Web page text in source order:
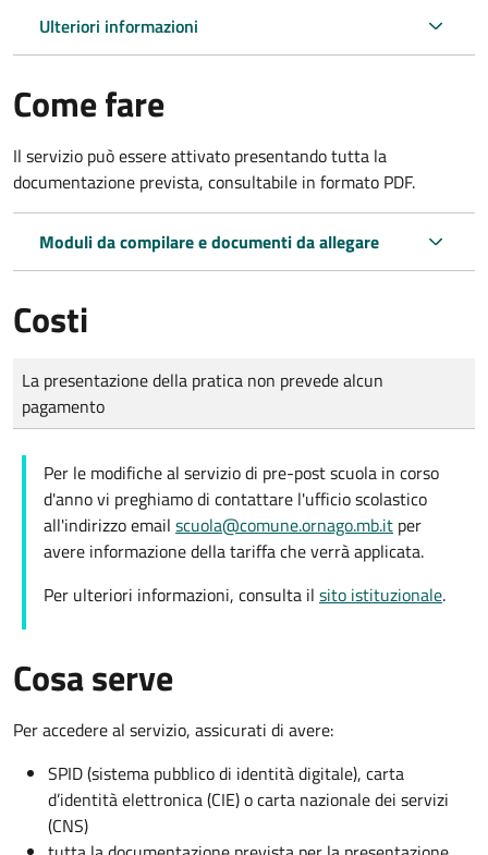
Ulteriori informazioni
Come fare
Il servizio può essere attivato presentando tutta la
documentazione prevista, consultabile in formato PDF.
Moduli da compilare e documenti da allegare
Costi
Tipo di pagamento
Importo
La presentazione della pratica non prevede alcun
pagamento
Per le modifiche al servizio di pre-post scuola in corso
d'anno vi preghiamo di contattare l'ufficio scolastico
all'indirizzo email scuola@comune.ornago.mb.it per
avere informazione della tariffa che verrà applicata.
Per ulteriori informazioni, consulta il sito istituzionale.
Cosa serve
Per accedere al servizio, assicurati di avere:
SPID (sistema pubblico di identità digitale), carta
d’identità elettronica (CIE) o carta nazionale dei servizi
(CNS)